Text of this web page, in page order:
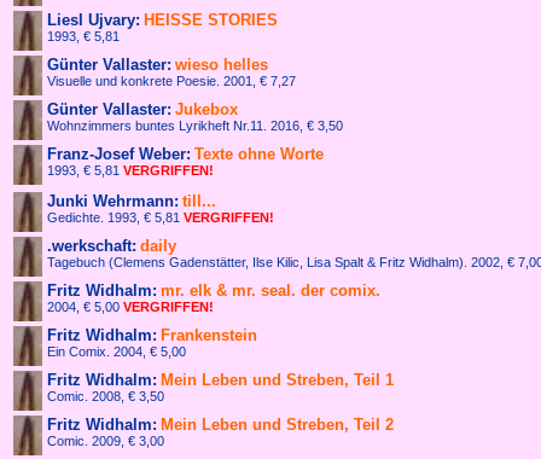
Liesl Ujvary: HEISSE STORIES
1993, € 5,81
Günter Vallaster: wieso helles
Visuelle und konkrete Poesie. 2001, € 7,27
Günter Vallaster: Jukebox
Wohnzimmers buntes Lyrikheft Nr.11. 2016, € 3,50
Franz-Josef Weber: Texte ohne Worte
1993, € 5,81 VERGRIFFEN!
Junki Wehrmann: till...
Gedichte. 1993, € 5,81 VERGRIFFEN!
.werkschaft: daily
Tagebuch (Clemens Gadenstätter, Ilse Kilic, Lisa Spalt & Fritz Widhalm). 2002, €
Fritz Widhalm: mr. elk & mr. seal. der comix.
2004, € 5,00 VERGRIFFEN!
Fritz Widhalm: Frankenstein
Ein Comix. 2004, € 5,00
Fritz Widhalm: Mein Leben und Streben, Teil 1
Comic. 2008, € 3,50
Fritz Widhalm: Mein Leben und Streben, Teil 2
Comic. 2009, € 3,00